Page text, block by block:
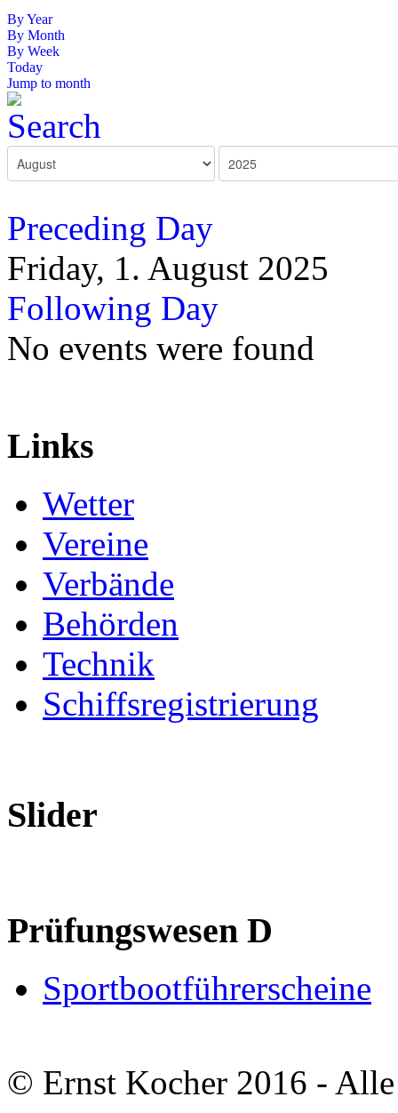
By Year
By Month
By Week
Today
Jump to month
Preceding Day
Friday, 1. August 2025
Following Day
No events were found
Links
Wetter
Vereine
Verbände
Behörden
Technik
Schiffsregistrierung
Slider
Prüfungswesen D
Sportbootführerscheine
© Ernst Kocher 2016 -